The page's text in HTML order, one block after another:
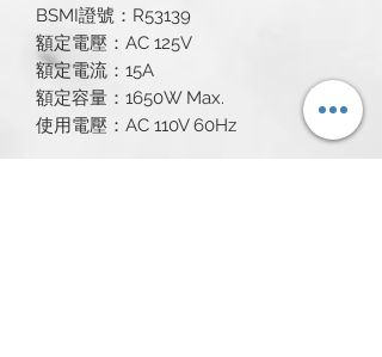
BSMI證號：R53139
額定電壓：AC 125V
額定電流：15A
額定容量：1650W Max.
使用電壓：AC 110V 60Hz